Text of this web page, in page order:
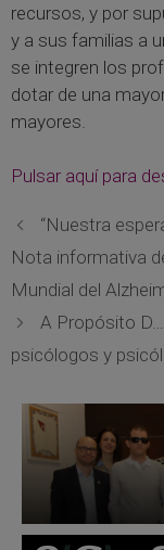
recursos, y por
y a sus familias a
se integren los
dotar de una
mayores.
Pulsar aquí para
“Nuestra
Nota informativa
Mundial del
A Propósito
psicólogos y